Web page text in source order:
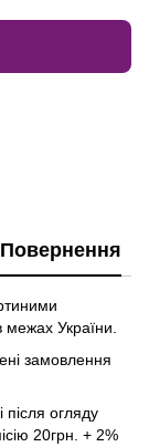
Повернення
України.
замовлення
огляду
20грн. + 2%